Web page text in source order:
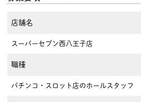
店舗名
スーパーセブン西八王子店
職種
パチンコ・スロット店のホールスタッフ